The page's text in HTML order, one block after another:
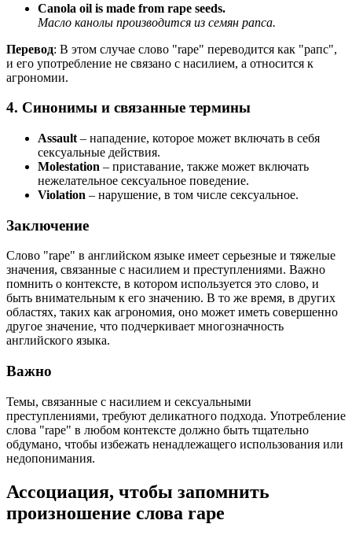
Canola oil is made from rape seeds.
Масло канолы производится из семян рапса.
Перевод: В этом случае слово "rape" переводится как "рапс",
и его употребление не связано с насилием, а относится к
агрономии.
4. Синонимы и связанные термины
Assault – нападение, которое может включать в себя
сексуальные действия.
Molestation – приставание, также может включать
нежелательное сексуальное поведение.
Violation – нарушение, в том числе сексуальное.
Заключение
Слово "rape" в английском языке имеет серьезные и тяжелые
значения, связанные с насилием и преступлениями. Важно
помнить о контексте, в котором используется это слово, и
быть внимательным к его значению. В то же время, в других
областях, таких как агрономия, оно может иметь совершенно
другое значение, что подчеркивает многозначность
английского языка.
Важно
Темы, связанные с насилием и сексуальными
преступлениями, требуют деликатного подхода. Употребление
слова "rape" в любом контексте должно быть тщательно
обдумано, чтобы избежать ненадлежащего использования или
недопонимания.
Ассоциация, чтобы запомнить
произношение слова rape